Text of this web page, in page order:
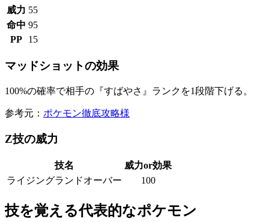
威力 55
命中 95
PP
15
マッドショットの効果
100%の確率で相手の『すばやさ』ランクを1段階下げる。
参考元： ポケモン徹底攻略様
Z技の威力
技名
威力or効果
ライジングランドオーバー
100
技を覚える代表的なポケモン